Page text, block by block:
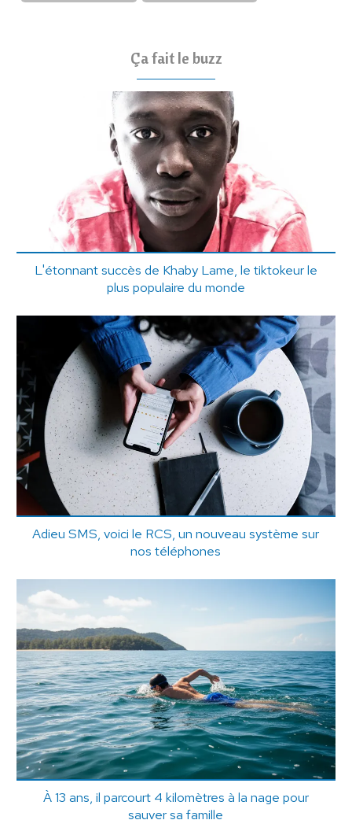
Ça fait le buzz
L'étonnant succès de Khaby Lame, le tiktokeur le
plus populaire du monde
Adieu SMS, voici le RCS, un nouveau système sur
nos téléphones
À 13 ans, il parcourt 4 kilomètres à la nage pour
sauver sa famille